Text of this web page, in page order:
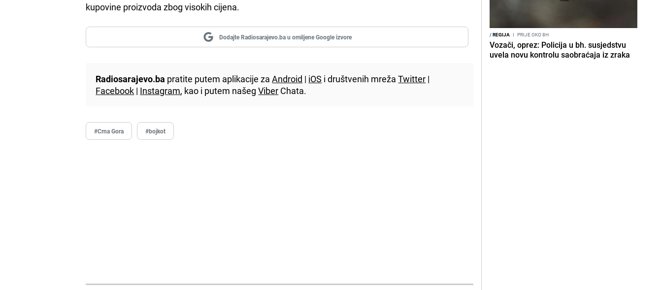
kupovine proizvoda zbog visokih cijena.
Dodajte Radiosarajevo.ba u omiljene Google izvore
Radiosarajevo.ba pratite putem aplikacije zaAndroid | iOS i društvenih mrežaTwitter |
Facebook | Instagram, kao i putem našegViber Chata.
#Crna Gora #bojkot
/REGIJA I PRIJE OKO 8H
Vozači, oprez: Policija u bh. susjedstvu
uvela novu kontrolu saobraćaja iz zraka